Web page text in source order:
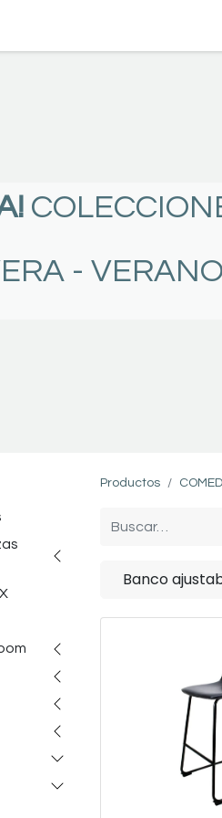
-
Productos
Banco